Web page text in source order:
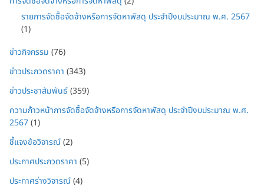
รายการจัดซื้อจัดจ้างหรือการจัดหาพัสดุ ประจำปีงบประมาณ พ.ศ. 2567
(1)
ข่าวกิจกรรม (76)
ข่าวประกวดราคา (343)
ข่าวประชาสัมพันธ์(359)
ความก้าวหน้าการจัดซื้อจัดจ้างหรือการจัดหาพัสดุ ประจำปีงบประมาณ พ.ศ.
2567(1)
ชี้แจงข้อวิจารณ์(2)
ประกาศประกวดราคา (5)
ประกาศร่างวิจารณ์(4)